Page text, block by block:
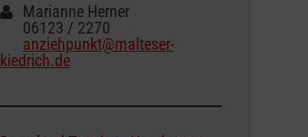
Marianne Herner
06123 / 2270
anziehpunkt@malteser-
kiedrich.de